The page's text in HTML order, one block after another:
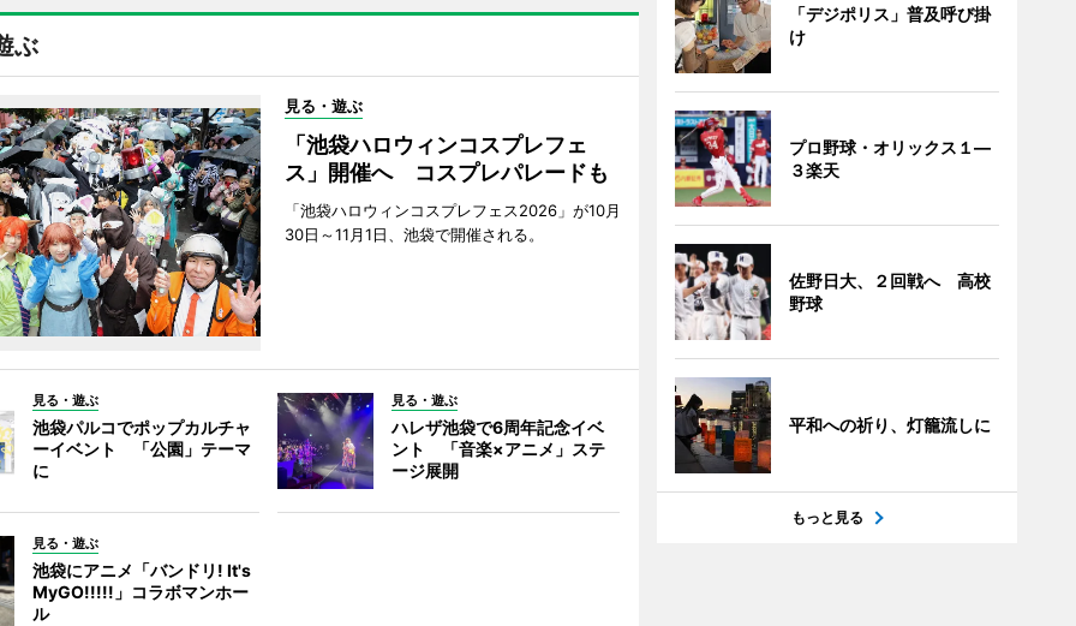
ぶ
見る・遊ぶ
「池袋ハロウィンコスプレフェ
ス」開催へ コスプレパレードも
「池袋ハロウィンコスプレフェス2026」が10月
30日～11月1日、池袋で開催される。
見る・遊ぶ
池袋パルコでポップカルチャ
ーイベント 「公園」テーマ
に
見る・遊ぶ
ハレザ池袋で6周年記念イベ
ント 「音楽×アニメ」ステ
ージ展開
見る・遊ぶ
池袋にアニメ「バンドリ! It's
MyGO!!!!!」コラボマンホー
ル
「デジポリス」普及呼び掛
け
プロ野球・オリックス１―
３楽天
佐野日大、２回戦へ 高校
野球
平和への祈り、灯籠流しに
もっと見る